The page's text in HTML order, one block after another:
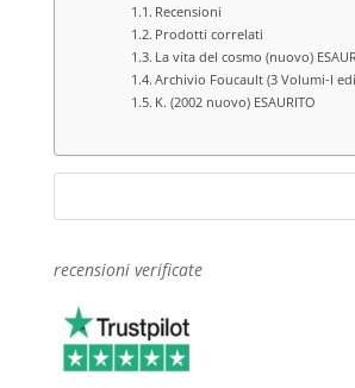
Recensioni
Prodotti correlati
La vita del cosmo (nuovo)
Archivio Foucault (3 Volumi-I
K. (2002 nuovo) ESAURITO
recensioni verificate